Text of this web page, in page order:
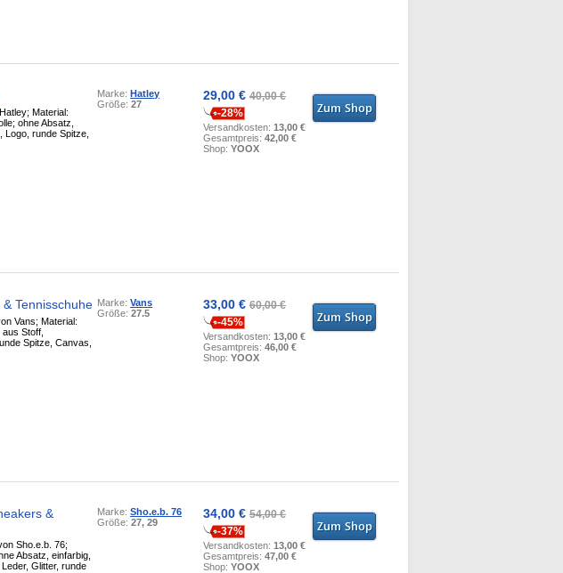
Material:
ohne Absatz,
Logo, runde Spitze,
Marke:Hatley
Größe:27
29,00 €40,00 €
-28%
Versandkosten:13,00 €
Gesamtpreis:42,00 €
Shop:YOOX
Tennisschuhe
Vans; Material:
Stoff,
Spitze, Canvas,
Marke:Vans
Größe:27.5
33,00 €60,00 €
-45%
Versandkosten:13,00 €
Gesamtpreis:46,00 €
Shop:YOOX
&
Sho.e.b. 76;
Absatz, einfarbig,
Glitter, runde
Marke:Sho.e.b. 76
Größe:27, 29
34,00 €54,00 €
-37%
Versandkosten:13,00 €
Gesamtpreis:47,00 €
Shop:YOOX